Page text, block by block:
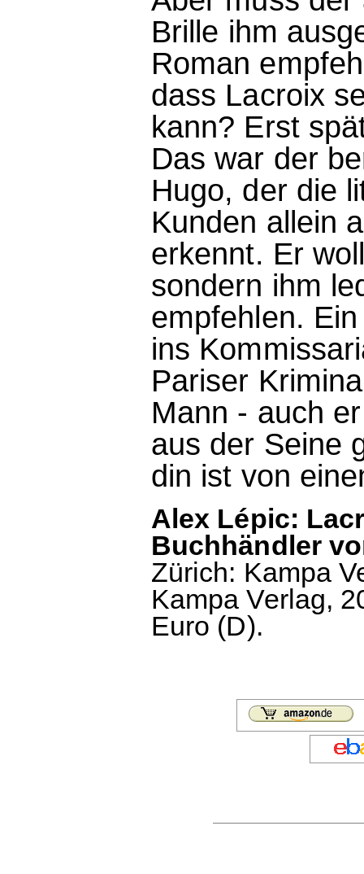
Brille ihm
Roman
dass Lacroix
kann? Erst
Das war der
Hugo, der die
Kunden allein
erkennt. Er
sondern ihm
empfehlen.
ins
Pariser
Mann - auch
aus der Seine
din ist von
Alex Lépic:
Buchhändler
Zürich: Kampa
Kampa Verlag,
Euro (D).